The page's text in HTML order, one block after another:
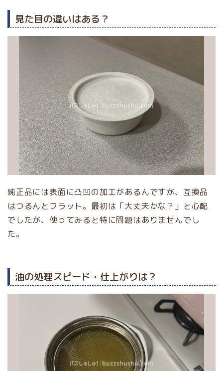
見た目の違いはある？
純正品には表面に凸凹の加工があるんですが、互換品
はつるんとフラット。最初は「大丈夫かな？」と心配
でしたが、使ってみると特に問題はありませんでし
た。
油の処理スピード・仕上がりは？